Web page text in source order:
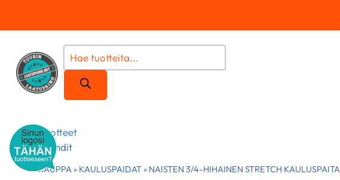
Products
search
Tuotteet
Brändit
KAUPPA » KAULUSPAIDAT» NAISTEN 3/4-HIHAINEN STRETCH KAULUSPAITA